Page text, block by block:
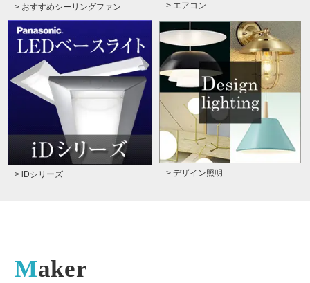
> おすすめシーリングファン > エアコン
> iDシリーズ > デザイン照明
Maker